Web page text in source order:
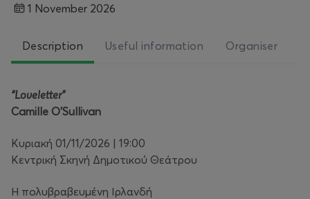
1 November 2026
Description Useful information Organiser
“Loveletter”
Camille O'Sullivan
Κυριακή 01/11/2026 | 19:00
Κεντρική Σκηνή Δημοτικού Θεάτρου
Η πολυβραβευμένη Ιρλανδή